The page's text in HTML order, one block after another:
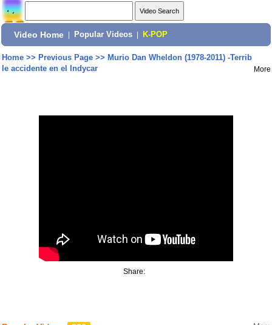
Video Home Popular Videos K-POP
Home>> Previous Page>> Murio Dan Wheldon (1978-2011) -Terrib
le accidente en el Indycar
More
Share: